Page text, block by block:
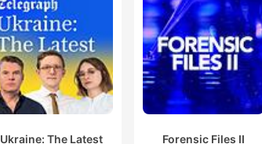
Ukraine: The Latest Forensic Files II